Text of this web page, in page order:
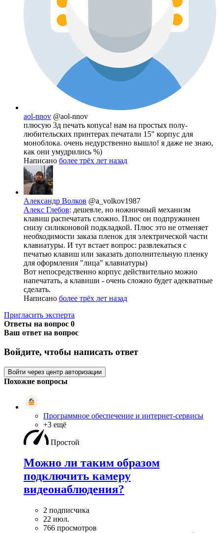
aol-nnov @aol-nnov
плюсую 3д печать копуса! нам на простых полу-
любительских принтерах печатали 15" корпус для
моноблока. очень недурственно вышло! я даже не знаю,
как они умудрились %)
Написано более трёх лет назад
Александр Волков @a_volkov1987
Алекс Глебов: дешевле, но ножничный механизм
клавиш распечатать сложно. Плюс он подпружинен
снизу силиконовой подкладкой. Плюс это не отменяет
необходимости заказа пленок для электрической части
клавиатуры. И тут встает вопрос: развлекаться с
печатью клавиш или заказать дополнительную пленку
для оформления "лица" клавиатуры)
Вот непосредственно корпус действительно можно
напечатать, а клавиши - очень сложно будет адекватные
сделать.
Написано более трёх лет назад
Пригласить эксперта
Ответы на вопрос 0
Ваш ответ на вопрос
Войдите, чтобы написать ответ
Войти через центр авторизации
Похожие вопросы
Программное обеспечение и интернет-сервисы
+3 ещё
Простой
Можно ли таким образом
подключить камеру
видеонаблюдения?
2 подписчика
22 июл.
766 просмотров